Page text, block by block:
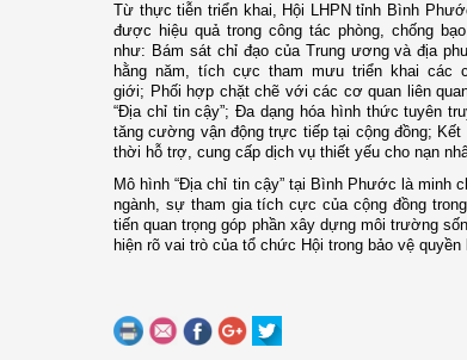
Từ thực tiễn triển khai, Hội LHPN tỉnh Bình
được hiệu quả trong công tác phòng, chống
như: Bám sát chỉ đạo của Trung ương và địa
hằng năm, tích cực tham mưu triển khai các
giới; Phối hợp chặt chẽ với các cơ quan liên
“Địa chỉ tin cậy”;Đa dạng hóa hình thức tuyên
tăng cường vận động trực tiếp tại cộng đồng; Kết
thời hỗ trợ, cung cấp dịch vụ thiết yếu cho nạn
Mô hình “Địa chỉ tin cậy” tại Bình Phước là minh
ngành, sự tham gia tích cực của cộng đồng
tiến quan trọng góp phần xây dựng môi trường
hiện rõ vai trò của tổ chức Hội trong bảo vệ